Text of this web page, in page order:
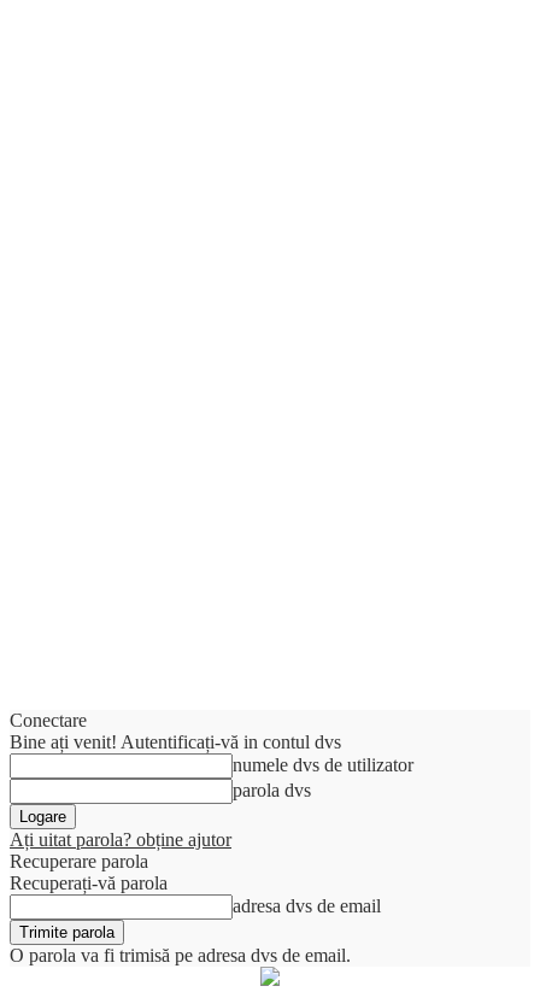
Conectare
Bine ați venit! Autentificați-vă in contul dvs
numele dvs de utilizator
parola dvs
Ați uitat parola? obține ajutor
Recuperare parola
Recuperați-vă parola
adresa dvs de email
O parola va fi trimisă pe adresa dvs de email.